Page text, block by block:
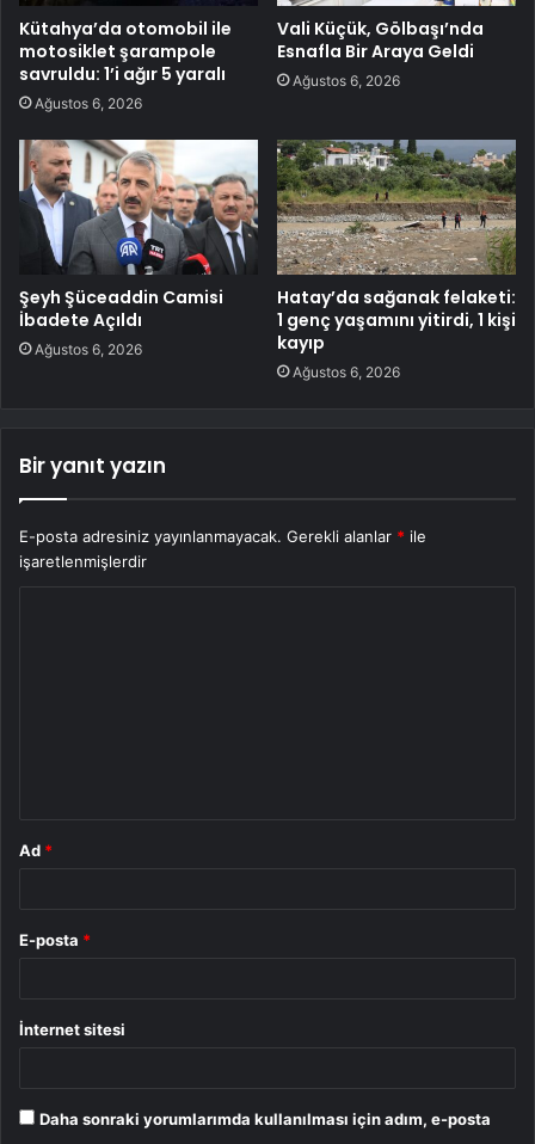
Kütahya’da otomobil ile
motosiklet şarampole
savruldu: 1’i ağır 5 yaralı
Ağustos 6, 2026
Vali Küçük, Gölbaşı’nda
Esnafla Bir Araya Geldi
Ağustos 6, 2026
Şeyh Şüceaddin Camisi
İbadete Açıldı
Ağustos 6, 2026
Hatay’da sağanak felaketi:
1 genç yaşamını yitirdi, 1 kişi
kayıp
Ağustos 6, 2026
Bir yanıt yazın
E-posta adresiniz yayınlanmayacak. Gerekli alanlar * ile
işaretlenmişlerdir
Ad *
E-posta *
İnternet sitesi
Daha sonraki yorumlarımda kullanılması için adım, e-posta